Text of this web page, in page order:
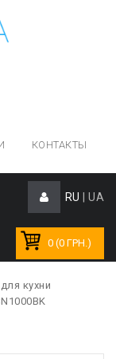
КОНТАКТЫ
RU UA
0 (0 ГРН.)
кухни